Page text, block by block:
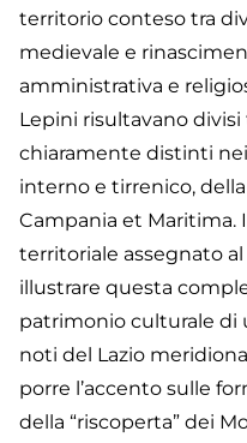
territorio conteso tra
medievale e
amministrativa e
Lepini risultavano
chiaramente distinti
interno e tirrenico,
Campania et Maritima.
territoriale assegnato
illustrare questa
patrimonio culturale di
noti del Lazio
porre l’accento sulle
della “riscoperta” dei